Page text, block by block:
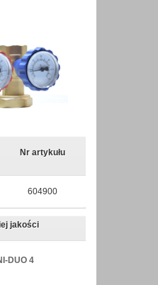
Nr artykułu
604900
jakości
DUO 4